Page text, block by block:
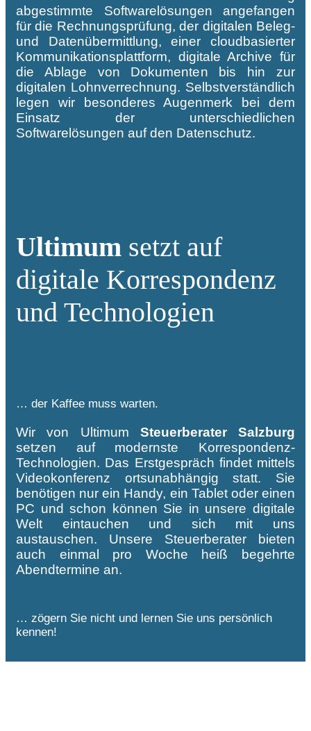
abgestimmte Softwarelösungen angefangen
für die Rechnungsprüfung, der digitalen Beleg-
und Datenübermittlung, einer cloudbasierter
Kommunikationsplattform, digitale Archive für
die Ablage von Dokumenten bis hin zur
digitalen Lohnverrechnung. Selbstverständlich
legen wir besonderes Augenmerk bei dem
Einsatz der unterschiedlichen
Softwarelösungen auf den Datenschutz.
Ultimum setzt auf
digitale Korrespondenz
und Technologien
… der Kaffee muss warten.
Wir von Ultimum Steuerberater Salzburg
setzen auf modernste Korrespondenz-
Technologien. Das Erstgespräch findet mittels
Videokonferenz ortsunabhängig statt. Sie
benötigen nur ein Handy, ein Tablet oder einen
PC und schon können Sie in unsere digitale
Welt eintauchen und sich mit uns
austauschen. Unsere Steuerberater bieten
auch einmal pro Woche heiß begehrte
Abendtermine an.
… zögern Sie nicht und lernen Sie uns persönlich
kennen!